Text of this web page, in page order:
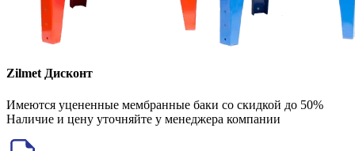
Zilmet Дисконт
Имеются уцененные мембранные баки со скидкой до 50%
Наличие и цену уточняйте у менеджера компании